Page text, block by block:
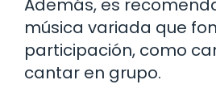
Además, es
música variada que
participación, como
cantar en grupo.